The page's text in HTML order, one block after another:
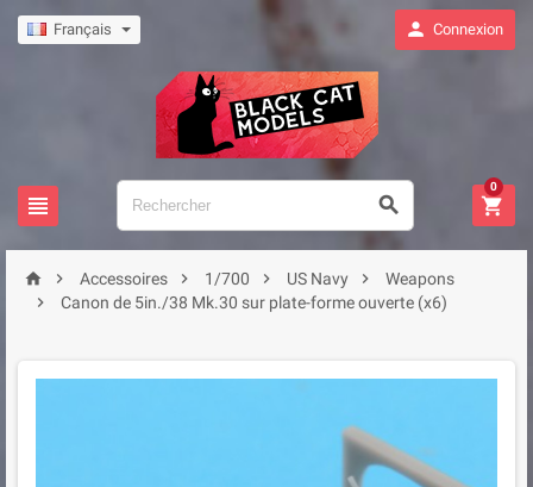
Français  Connexion
  
0
  Accessoires  1/700  US Navy 
Weapons

Canon de 5in./38 Mk.30 sur plate-forme ouverte (x6)